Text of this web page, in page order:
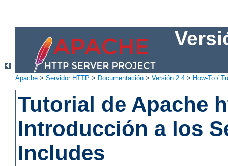
Apache > Servidor HTTP > Documentación > Versión 2.4 > How-To /
Tutorial de Apache
Introducción a los
Includes